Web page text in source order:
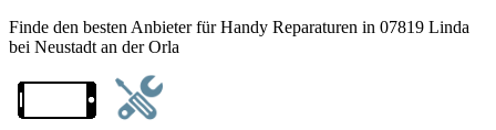
Finde den besten Anbieter für Handy Reparaturen in 07819 Linda
bei Neustadt an der Orla